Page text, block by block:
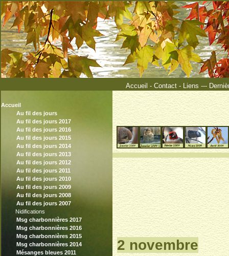
Accueil - Contact- Liens ---
Accueil
Au fil des jours
Au fil des jours 2017
Au fil des jours 2016
Au fil des jours 2015
Au fil des jours 2014
Au fil des jours 2013
Au fil des jours 2012
Au fil des jours 2011
Au fil des jours 2010
Au fil des jours 2009
Au fil des jours 2008
Au fil des jours 2007
Nidifications
Msg charbonnières 2017
Msg charbonnières 2016
Msg charbonnières 2015
Msg charbonnières 2014
Mésanges bleues 2011
2 novembre